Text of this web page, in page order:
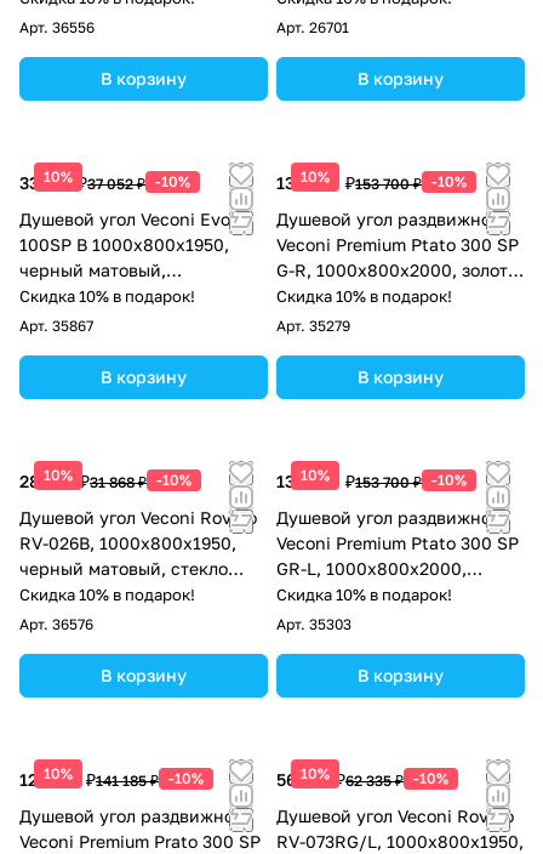
Арт. 36556
В корзину
Арт. 26701
В корзину
10%
33 347 ₽37 052 ₽ -10%
Душевой угол Veconi Evo
100SP B 1000х800x1950,
черный матовый,
прозрачное стекло
Скидка 10% в подарок!
Арт. 35867
В корзину
10%
138 330 ₽153 700 ₽ -10%
Душевой угол раздвижной
Veconi Premium Ptato 300 SP
G-R, 1000х800x2000, золото
брашированный, стекло
прозрачное
Скидка 10% в подарок!
Арт. 35279
В корзину
10%
28 681 ₽31 868 ₽ -10%
Душевой угол Veconi Rovigo
RV-026B, 1000х800х1950,
черный матовый, стекло
прозрачное
Скидка 10% в подарок!
Арт. 36576
В корзину
10%
138 330 ₽153 700 ₽ -10%
Душевой угол раздвижной
Veconi Premium Ptato 300 SP
GR-L, 1000х800x2000,
брашированный графит,
стекло прозрачное
Скидка 10% в подарок!
Арт. 35303
В корзину
10%
127 067 ₽141 185 ₽ -10%
Душевой угол раздвижной
Veconi Premium Prato 300 SP
10%
56 102 ₽62 335 ₽ -10%
Душевой угол Veconi Rovigo
RV-073RG/L, 1000х800х1950,